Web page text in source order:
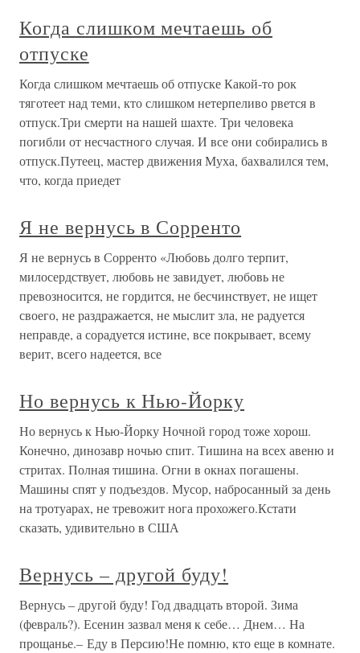
Когда слишком мечтаешь об
отпуске
Когда слишком мечтаешь об отпуске Какой-то рок
тяготеет над теми, кто слишком нетерпеливо рвется в
отпуск.Три смерти на нашей шахте. Три человека
погибли от несчастного случая. И все они собирались в
отпуск.Путеец, мастер движения Муха, бахвалился тем,
что, когда приедет
Я не вернусь в Сорренто
Я не вернусь в Сорренто «Любовь долго терпит,
милосердствует, любовь не завидует, любовь не
превозносится, не гордится, не бесчинствует, не ищет
своего, не раздражается, не мыслит зла, не радуется
неправде, а сорадуется истине, все покрывает, всему
верит, всего надеется, все
Но вернусь к Нью-Йорку
Но вернусь к Нью-Йорку Ночной город тоже хорош.
Конечно, динозавр ночью спит. Тишина на всех авеню и
стритах. Полная тишина. Огни в окнах погашены.
Машины спят у подъездов. Мусор, набросанный за день
на тротуарах, не тревожит нога прохожего.Кстати
сказать, удивительно в США
Вернусь – другой буду!
Вернусь – другой буду! Год двадцать второй. Зима
(февраль?). Есенин зазвал меня к себе… Днем… На
прощанье.– Еду в Персию!Не помню, кто еще в комнате.